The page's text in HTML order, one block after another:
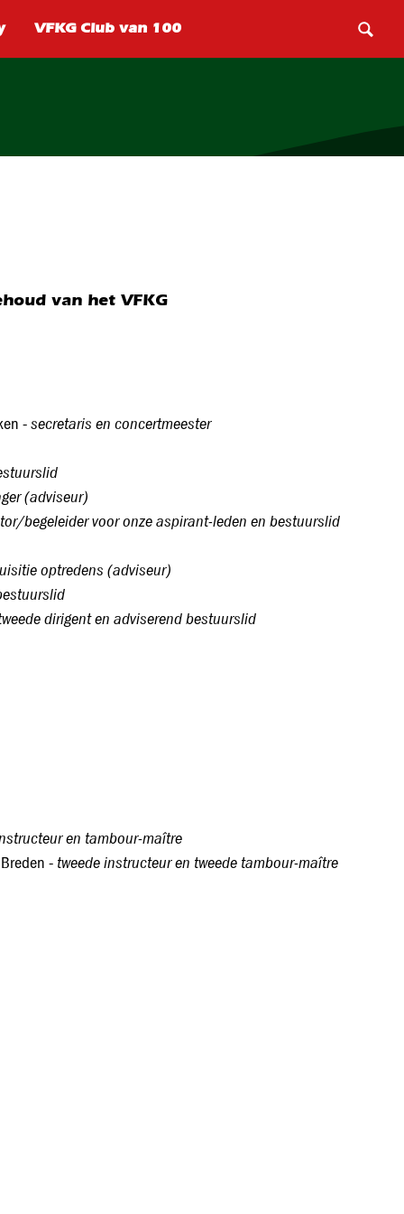
van het VFKG
-secretaris en concertmeester
(adviseur)
begeleider voor onze aspirant-leden en bestuurslid
optredens (adviseur)
dirigent en adviserend bestuurslid
en tambour-maître
- tweede instructeur en tweede tambour-maître